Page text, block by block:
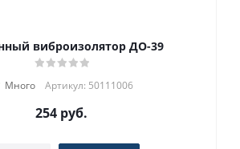
виброизолятор ДО-39
Много Артикул: 50111006
254руб.